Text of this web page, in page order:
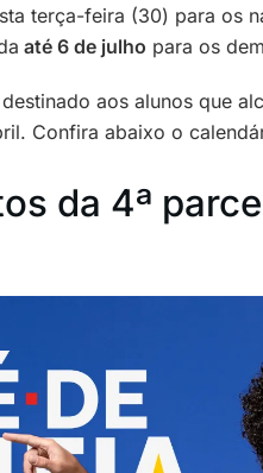
terça-feira (30) para os
até 6 de julho para os
aos alunos que
Confira abaixo o
da 4ª